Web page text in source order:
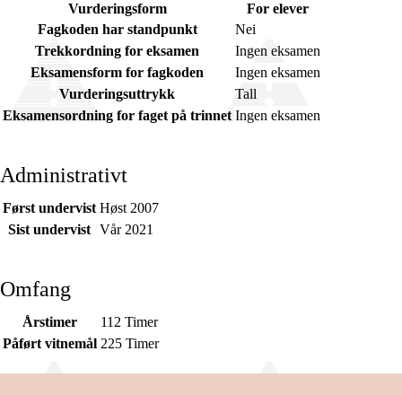
Vurderingsform
For elever
Fagkoden har standpunkt
Nei
Trekkordning for eksamen
Ingen eksamen
Eksamensform for fagkoden
Ingen eksamen
Vurderingsuttrykk
Tall
Eksamensordning for faget på trinnet Ingen eksamen
Administrativt
Først undervist Høst 2007
Sist undervist Vår 2021
Omfang
Årstimer
112 Timer
Påført vitnemål 225 Timer